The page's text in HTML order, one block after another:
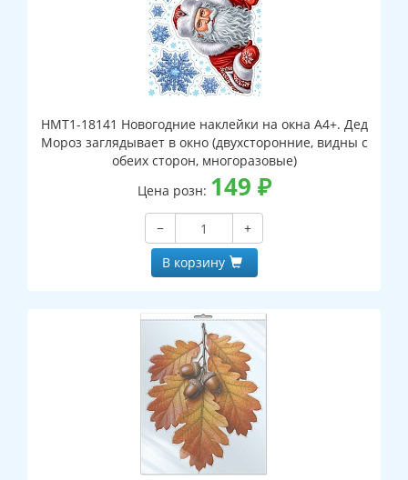
НМТ1-18141 Новогодние наклейки на окна А4+. Дед
Мороз заглядывает в окно (двухсторонние, видны с
обеих сторон, многоразовые)
Цена розн: 149 ₽
−
+
В корзину